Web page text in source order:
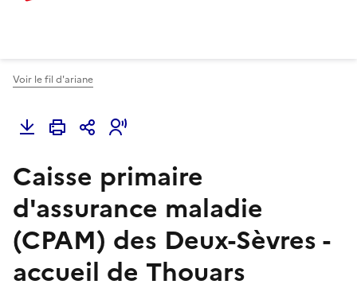
Voir le fil d'ariane
Caisse primaire
d'assurance maladie
(CPAM) des Deux-Sèvres -
accueil de Thouars